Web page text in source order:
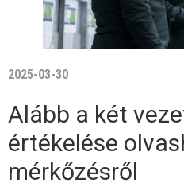
2025-03-30
Alább a két
értékelése
mérkőzésről